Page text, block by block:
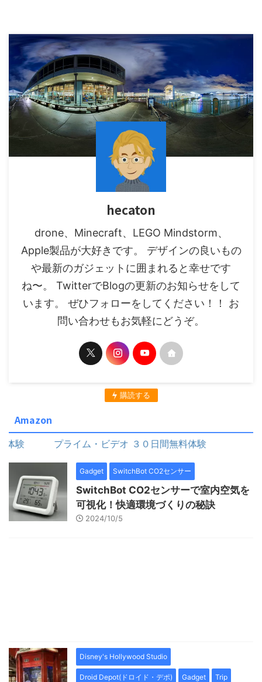
hecaton
drone、Minecraft、LEGO Mindstorm、
Apple製品が大好きです。 デザインの良いもの
や最新のガジェットに囲まれると幸せです
ね〜。 TwitterでBlogの更新のお知らせをして
います。 ぜひフォローをしてください！！ お
問い合わせもお気軽にどうぞ。
購読する
Amazon
プライム・ビデオ ３０日間無料体験
Gadget SwitchBot CO2センサー
SwitchBot CO2センサーで室内空気を
可視化！快適環境づくりの秘訣
2024/10/5
Disney's Hollywood Studio
Droid Depot(ドロイド・デポ) Gadget Trip